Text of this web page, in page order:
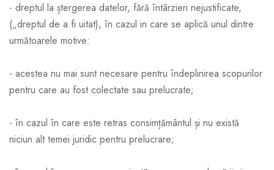
- dreptul la ștergerea datelor, fără întârzieri nejustificate,
(„dreptul de a fi uitat), în cazul in care se aplică unul dintre
următoarele motive:
- acestea nu mai sunt necesare pentru îndeplinirea scopurilor
pentru care au fost colectate sau prelucrate;
- în cazul în care este retras consimțământul și nu există
niciun alt temei juridic pentru prelucrare;